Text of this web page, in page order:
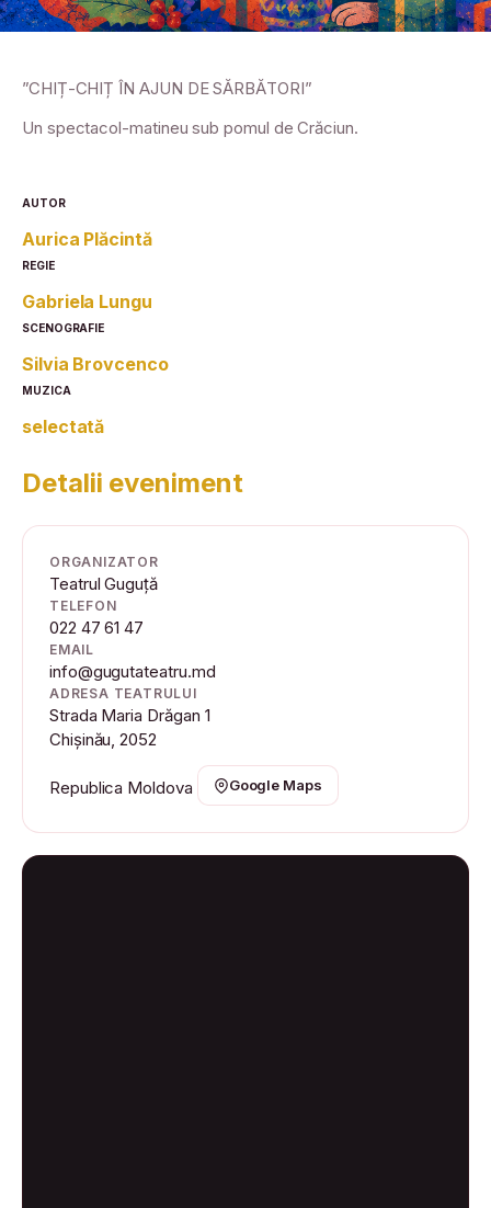
”CHIȚ-CHIȚ ÎN AJUN DE SĂRBĂTORI”
Un spectacol-matineu sub pomul de Crăciun.
AUTOR
Aurica Plăcintă
REGIE
Gabriela Lungu
SCENOGRAFIE
Silvia Brovcenco
MUZICA
selectată
Detalii eveniment
ORGANIZATOR
Teatrul Guguță
TELEFON
022 47 61 47
EMAIL
info@gugutateatru.md
ADRESA TEATRULUI
Strada Maria Drăgan 1
Chișinău, 2052
Republica Moldova Google Maps